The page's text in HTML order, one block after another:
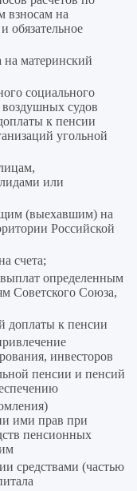
взносам на
обязательное
на материнский
социального
судов
к пенсии
угольной
или
(выехавшим) на
Российской
счета;
определенным
Советского Союза,
доплаты к пенсии
инвесторов
пенсии и пенсий
ими прав при
пенсионных
средствами (частью